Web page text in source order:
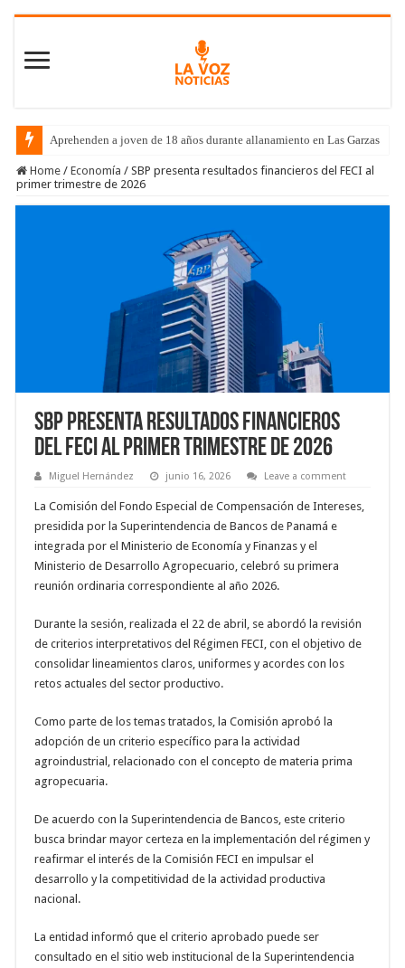
Aprehenden a joven de 18 años durante allanamiento en Las Garzas
Home / Economía / SBP presenta resultados financieros del FECI al
primer trimestre de 2026
SBP presenta resultados financieros
del FECI al primer trimestre de 2026
Miguel Hernández junio 16, 2026 Leave a comment
La Comisión del Fondo Especial de Compensación de Intereses,
presidida por la Superintendencia de Bancos de Panamá e
integrada por el Ministerio de Economía y Finanzas y el
Ministerio de Desarrollo Agropecuario, celebró su primera
reunión ordinaria correspondiente al año 2026.
Durante la sesión, realizada el 22 de abril, se abordó la revisión
de criterios interpretativos del Régimen FECI, con el objetivo de
consolidar lineamientos claros, uniformes y acordes con los
retos actuales del sector productivo.
Como parte de los temas tratados, la Comisión aprobó la
adopción de un criterio específico para la actividad
agroindustrial, relacionado con el concepto de materia prima
agropecuaria.
De acuerdo con la Superintendencia de Bancos, este criterio
busca brindar mayor certeza en la implementación del régimen y
reafirmar el interés de la Comisión FECI en impulsar el
desarrollo y la competitividad de la actividad productiva
nacional.
La entidad informó que el criterio aprobado puede ser
consultado en el sitio web institucional de la Superintendencia